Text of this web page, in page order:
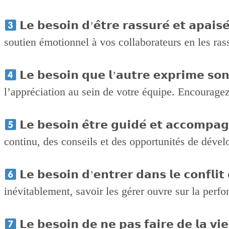
𝗟𝗲 𝗯𝗲𝘀𝗼𝗶𝗻 𝗱’𝗲̂𝘁𝗿𝗲 𝗿𝗮𝘀𝘀𝘂𝗿𝗲́ 𝗲𝘁 𝗮𝗽𝗮𝗶𝘀𝗲́
soutien émotionnel à vos collaborateurs en les
𝗟𝗲 𝗯𝗲𝘀𝗼𝗶𝗻 𝗾𝘂𝗲 𝗹’𝗮𝘂𝘁𝗿𝗲 𝗲𝘅𝗽𝗿𝗶𝗺𝗲 𝘀𝗼𝗻
l’appréciation au sein de votre équipe.
𝗟𝗲 𝗯𝗲𝘀𝗼𝗶𝗻 𝗲̂𝘁𝗿𝗲 𝗴𝘂𝗶𝗱𝗲́ 𝗲𝘁 𝗮𝗰𝗰𝗼𝗺𝗽𝗮𝗴𝗻𝗲́
continu, des conseils et des opportunités de
𝗟𝗲 𝗯𝗲𝘀𝗼𝗶𝗻 𝗱’𝗲𝗻𝘁𝗿𝗲𝗿 𝗱𝗮𝗻𝘀 𝗹𝗲 𝗰𝗼𝗻𝗳𝗹𝗶𝘁
inévitablement, savoir les gérer ouvre sur la
𝗟𝗲 𝗯𝗲𝘀𝗼𝗶𝗻 𝗱𝗲 𝗻𝗲 𝗽𝗮𝘀 𝗳𝗮𝗶𝗿𝗲 𝗱𝗲 𝗹𝗮 𝘃𝗶𝗲